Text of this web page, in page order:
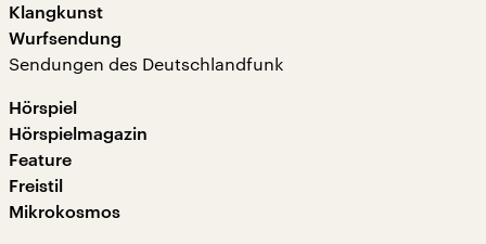
Klangkunst
Wurfsendung
Sendungen des Deutschlandfunk
Hörspiel
Hörspielmagazin
Feature
Freistil
Mikrokosmos